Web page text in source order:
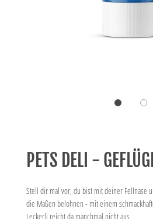
PETS DELI -
Stell dir mal vor, du bist mit deiner Fellnase
die Maßen belohnen - mit einem
Leckerli reicht da manchmal nicht aus.